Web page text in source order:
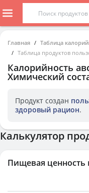
Главная
Таблица
Таблица продуктов
Калорийность
Химический
Продукт создан
здоровый рацион.
Калькулятор
Пищевая ценность